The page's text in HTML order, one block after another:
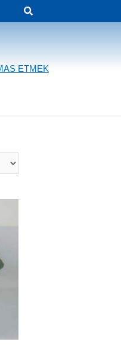
ETMEK